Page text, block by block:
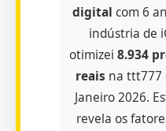
digital com 6
indústria de
otimizei 8.934
reais na ttt777
Janeiro 2026.
revela os